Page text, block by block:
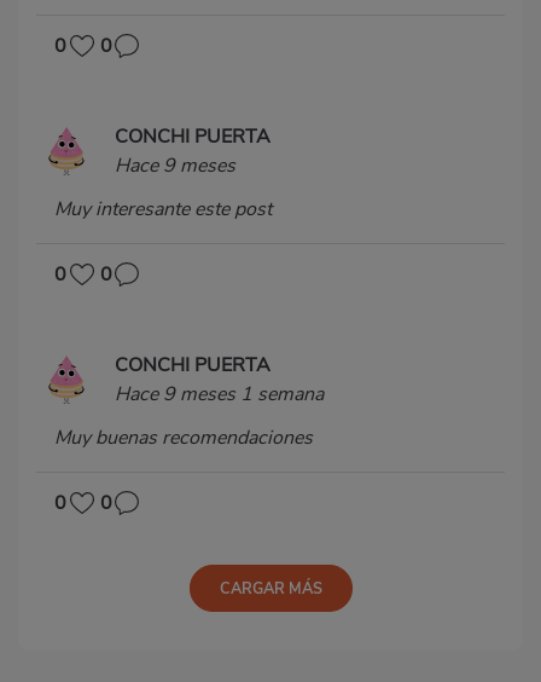
0 0
CONCHI PUERTA
Hace 9 meses
Muy interesante este post
0 0
CONCHI PUERTA
Hace 9 meses 1 semana
Muy buenas recomendaciones
0 0
CARGAR MÁS